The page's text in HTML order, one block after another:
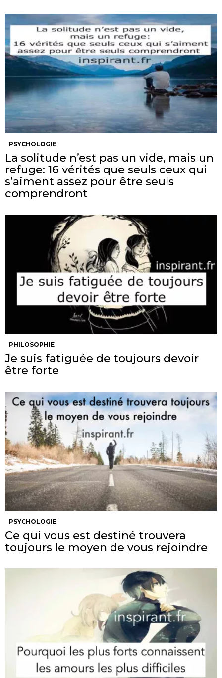
PSYCHOLOGIE
La solitude n’est pas un vide, mais un
refuge: 16 vérités que seuls ceux qui
s’aiment assez pour être seuls
comprendront
PHILOSOPHIE
Je suis fatiguée de toujours devoir
être forte
PSYCHOLOGIE
Ce qui vous est destiné trouvera
toujours le moyen de vous rejoindre